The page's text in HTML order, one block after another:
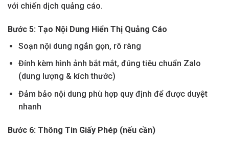
với chiến dịch quảng cáo.
Bước 5: Tạo Nội Dung Hiển Thị Quảng Cáo
Soạn nội dung ngắn gọn, rõ ràng
Đính kèm hình ảnh bắt mắt, đúng tiêu chuẩn Zalo
(dung lượng & kích thước)
Đảm bảo nội dung phù hợp quy định để được duyệt
nhanh
Bước 6: Thông Tin Giấy Phép (nếu cần)